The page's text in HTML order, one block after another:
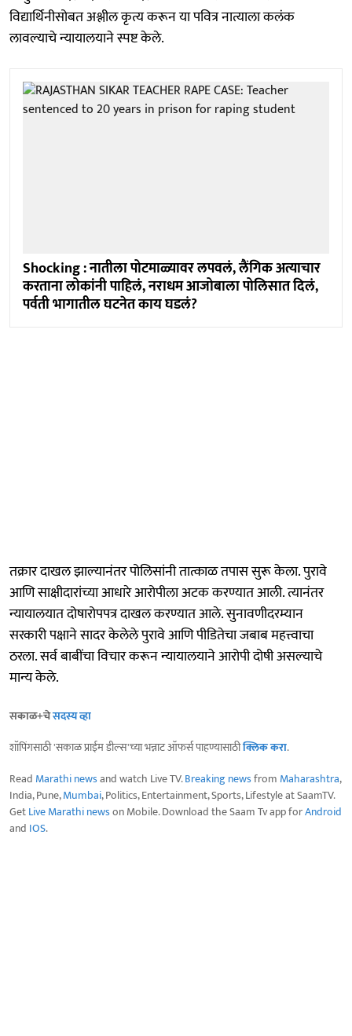
विद्यार्थिनीसोबत अश्लील कृत्य करून या पवित्र नात्याला कलंक
लावल्याचे न्यायालयाने स्पष्ट केले.
Shocking : नातीला पोटमाळ्यावर लपवलं, लैंगिक अत्याचार
करताना लोकांनी पाहिलं, नराधम आजोबाला पोलिसात दिलं,
पर्वती भागातील घटनेत काय घडलं?
तक्रार दाखल झाल्यानंतर पोलिसांनी तात्काळ तपास सुरू केला. पुरावे
आणि साक्षीदारांच्या आधारे आरोपीला अटक करण्यात आली. त्यानंतर
न्यायालयात दोषारोपपत्र दाखल करण्यात आले. सुनावणीदरम्यान
सरकारी पक्षाने सादर केलेले पुरावे आणि पीडितेचा जबाब महत्त्वाचा
ठरला. सर्व बाबींचा विचार करून न्यायालयाने आरोपी दोषी असल्याचे
मान्य केले.
सकाळ+चेसदस्य व्हा
शॉपिंगसाठी 'सकाळ प्राईम डील्स'च्या भन्नाट ऑफर्स पाहण्यासाठीक्लिक करा.
Read Marathi newsand watch Live TV.Breaking newsfrom Maharashtra,
India, Pune,Mumbai, Politics, Entertainment, Sports, Lifestyle at SaamTV.
GetLive Marathi newson Mobile. Download the Saam Tv app forAndroid
and IOS.